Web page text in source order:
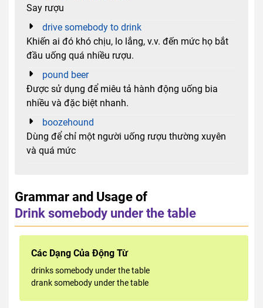
Say rượu
drive somebody to drink
Khiến ai đó khó chịu, lo lắng, v.v. đến mức họ bắt
đầu uống quá nhiều rượu.
pound beer
Được sử dụng để miêu tả hành động uống bia
nhiều và đặc biệt nhanh.
boozehound
Dùng để chỉ một người uống rượu thường xuyên
và quá mức
Grammar and Usage of
Drink somebody under the table
Các Dạng Của Động Từ
drinks somebody under the table
drank somebody under the table